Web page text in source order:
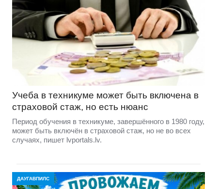
Учеба в техникуме может быть включена в
страховой стаж, но есть нюанс
Период обучения в техникуме, завершённого в 1980 году,
может быть включён в страховой стаж, но не во всех
случаях, пишет lvportals.lv.
ДАУГАВПИЛС